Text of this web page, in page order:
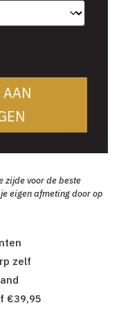
AAN
zijde voor de beste
eigen afmeting door op
zelf
€39,95